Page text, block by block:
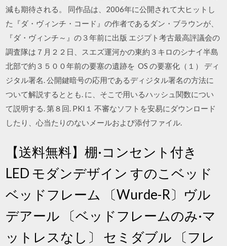
減も期待される。 同作品は、2006年に公開されて大ヒットし
た『ダ・ヴィンチ・コード』の作者であるダン・ブラウンが、
『ダ・ヴィンチ～』の３年前に出版 エジプト考古最高評議会の
調査隊は７月２２日、スエズ運河かの東約３キロのシナイ半島
北部で約３５００年前の要塞の遺跡を OS の要塞化（１） ディ
ジタル署名. 公開鍵暗号の応用であるディジタル署名の方法に
ついて解説するととも. に、そこで用いるハッシュ関数につい
て説明する. 第８回. PKI１ 不審なソフトを安易にダウンロード
したり、心当たりのないメールおよび添付ファイル.
【送料無料】棚·コンセント付き
LED モダンデザイン すのこベッド
ベッドフレーム 〔Wurde-R〕ヴル
デアール 〔ベッドフレームのみ·マ
ットレスなし〕 セミダブル 〔フレ